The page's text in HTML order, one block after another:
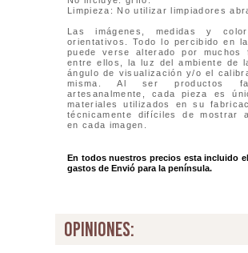
Limpieza: No utilizar limpiadores
Las imágenes, medidas y
orientativos. Todo lo percibido en
puede verse alterado por muchos
entre ellos, la luz del ambiente de
ángulo de visualización y/o el
misma. Al ser productos
artesanalmente, cada pieza es
materiales utilizados en su
técnicamente difíciles de mostrar
en cada imagen.
En todos nuestros precios esta incluido
gastos de Envió para la península.
opiniones: